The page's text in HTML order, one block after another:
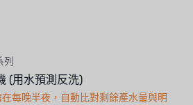
列
(用水預測反洗)
在每晚半夜，自動比對剩餘產水量與明